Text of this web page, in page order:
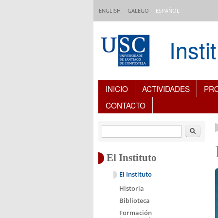
ENGLISH GALEGO ESPAÑOL
Índice de contenidos
INICIO ACTIVIDADES
CONTACTO
Buscar
El Instituto
El Instituto
Historia
Biblioteca
Formación